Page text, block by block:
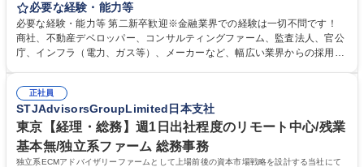
リー業務、地域戦略企画業務など、多様な業務に精通し、複数の専門性を
掛け合わせて広く社会に貢献していく職種です。 入社後は、横断的なロー
テーションを経て適性や専門性に応じたキャリアを形成していただきま
す。総合職として入社いただき、下記いずれかの部門でご活躍いただきま
ート・ナレッジ業務 ※それぞれの業務内容に関しては、別途その他労働条
件備考欄に記載 募集職種 【総合職/ポテンシャル採用(第2新卒)】投融資一
体型のソリューション提案
必要な経験・能力等
必要な経験・能力等 第二新卒歓迎※金融業界での経験は一切不問です！
商社、不動産デベロッパー、コンサルティングファーム、監査法人、官公
庁、インフラ（電力、ガス等）、メーカーなど、幅広い業界からの採用実
く高い志を併せもった人材を求めています。ポテンシャル採用（第2新
卒）では、金融業界での経験や知識を問いません。新たな時代を見据え
て、複雑化する社会課題の解決に向けて先鞭をつける役割を担いたい、と
いう気概をお持ちの方を心待ちにしています。 学歴・資格 学歴：大学院
大学 語学力： 資格：
正社員
STJAdvisorsGroupLimited日本支社
東京【経理・総務】週1日出社程度のリモート中心/残業
基本無/独立系ファーム 総務事務
独立系ECMアドバイザリーファームとして上場前後の資本市場戦略を設計する当社にて